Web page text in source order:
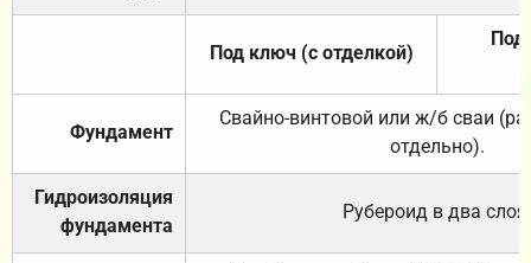
Под ключ (с отделкой)
Под
Фундамент
Свайно-винтовой или ж/б сваи
отдельно).
Гидроизоляция
фундамента
Рубероид в два слоя.